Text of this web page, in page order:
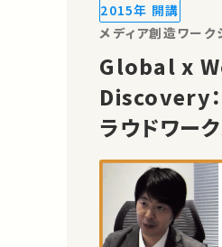
気に入りの講義
2015年 開講
メディア創造ワー
Global x
Discovery
ラウドワーク